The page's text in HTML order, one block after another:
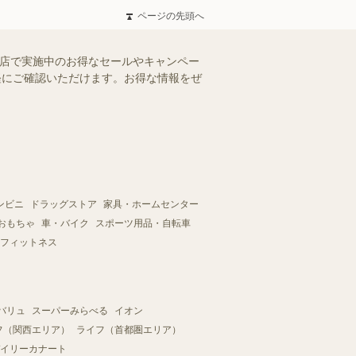
ページの先頭へ
で実施中のお得なセールやキャンペー
ご確認いただけます。お得な情報をぜ
ビニ ドラッグストア
家具・ホームセンター
もちゃ 車・バイク
スポーツ用品・自転車
ィットネス
リュ スーパーみらべる
イオン
関西エリア）
ライフ（首都圏エリア）
リーカナート